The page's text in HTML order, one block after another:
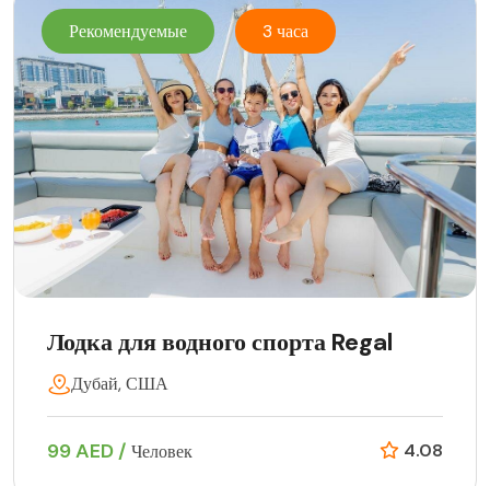
Рекомендуемые 3 часа
Лодка для водного спорта Regal
Дубай, США
99 AED / Человек 4.08